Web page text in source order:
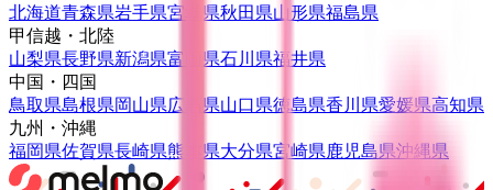
北海道青森県岩手県宮城県秋田県山形県福島県
甲信越・北陸
山梨県長野県新潟県富山県石川県福井県
中国・四国
鳥取県島根県岡山県広島県山口県徳島県香川県愛媛県高知県
九州・沖縄
福岡県佐賀県長崎県熊本県大分県宮崎県鹿児島県沖縄県